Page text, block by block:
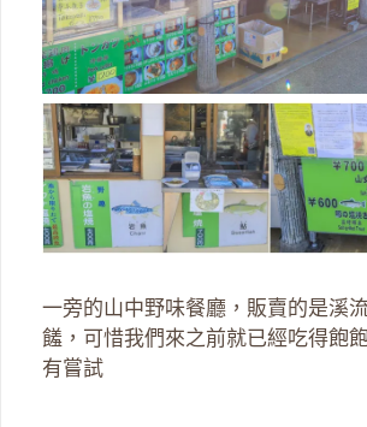
一旁的山中野味餐廳，販賣的是溪
饈，可惜我們來之前就已經吃得飽
有嘗試